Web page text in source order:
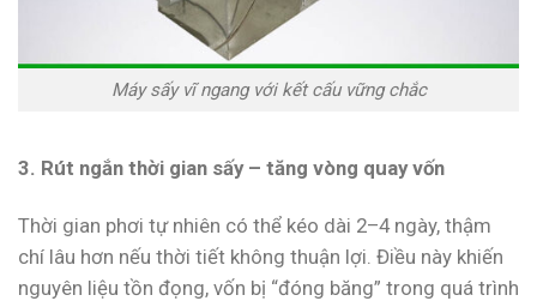
Máy sấy vĩ ngang với kết cấu vững chắc
3. Rút ngắn thời gian sấy – tăng vòng quay vốn
Thời gian phơi tự nhiên có thể kéo dài 2–4 ngày, thậm
chí lâu hơn nếu thời tiết không thuận lợi. Điều này khiến
nguyên liệu tồn đọng, vốn bị “đóng băng” trong quá trình